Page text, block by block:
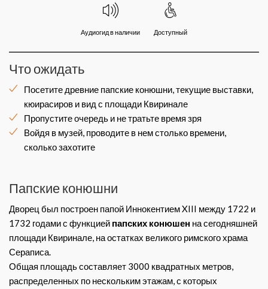
Аудиогид в наличии Доступный
Что ожидать
Посетите древние папские конюшни, текущие выставки,
кюирасиров и вид с площади Квиринале
Пропустите очередь и не тратьте время зря
Войдя в музей, проводите в нем столько времени,
сколько захотите
Папские конюшни
Дворец был построен папой Иннокентием XIII между 1722 и
1732 годами с функцией папских конюшен на сегодняшней
площади Квиринале, на остатках великого римского храма
Сераписа.
Общая площадь составляет 3000 квадратных метров,
распределенных по нескольким этажам, с которых